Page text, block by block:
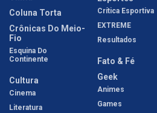
Coluna Torta
Crônicas Do Meio-
Fio
Esquina Do
Continente
Cultura
Cinema
Literatura
Crítica Esportiva
EXTREME
Resultados
Fato & Fé
Geek
Animes
Games